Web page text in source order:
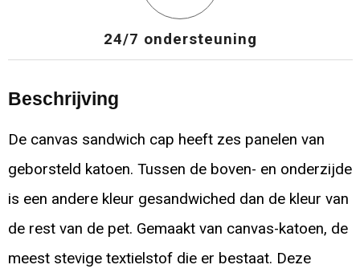
24/7 ondersteuning
Beschrijving
De canvas sandwich cap heeft zes panelen van
geborsteld katoen. Tussen de boven- en onderzijde
is een andere kleur gesandwiched dan de kleur van
de rest van de pet. Gemaakt van canvas-katoen, de
meest stevige textielstof die er bestaat. Deze